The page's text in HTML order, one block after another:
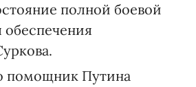
полной боевой
обеспечения
помощник Путина